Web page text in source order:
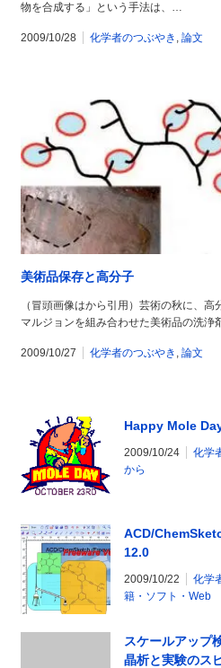
物を合成する」という手法は、…
2009/10/28 化学者のつぶやき , 論文
美術品保存と高分子
（冒頭画像はから引用）芸術の秋に、高
マルジョンを組み合わせた美術品の洗浄
2009/10/27 化学者のつぶやき , 論文
Happy Mole
2009/10/24 化学
から
ACD/
12.0
2009/10/22 化学
籍・ソフト・Web
スケールアップ
晶析と実験のス